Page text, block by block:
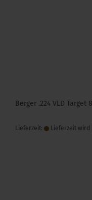
Berger .224 VLD Target
Lieferzeit: Lieferzeit